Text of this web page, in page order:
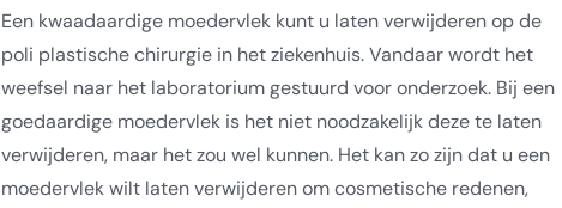
Een kwaadaardige moedervlek kunt u laten verwijderen op de
poli plastische chirurgie in het ziekenhuis. Vandaar wordt het
weefsel naar het laboratorium gestuurd voor onderzoek. Bij een
goedaardige moedervlek is het niet noodzakelijk deze te laten
verwijderen, maar het zou wel kunnen. Het kan zo zijn dat u een
moedervlek wilt laten verwijderen om cosmetische redenen,